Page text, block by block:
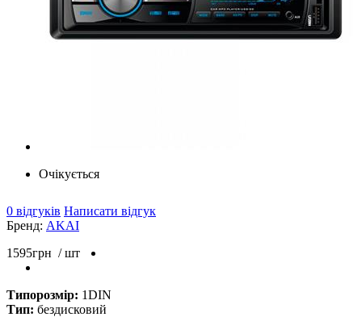
Очікується
0 відгуків Написати відгук
Бренд: AKAI
1595грн / шт
Типорозмір: 1DIN
Тип: бездисковий